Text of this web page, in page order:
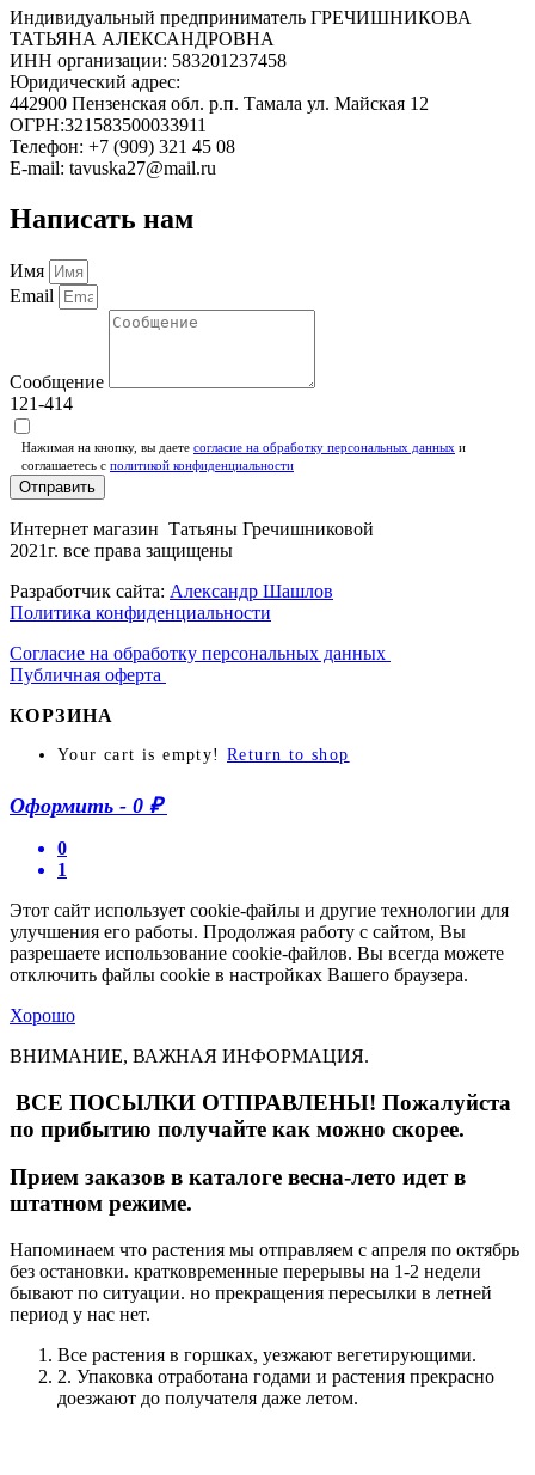
Индивидуальный предприниматель ГРЕЧИШНИКОВА
ТАТЬЯНА АЛЕКСАНДРОВНА
ИНН организации: 583201237458
Юридический адрес:
442900 Пензенская обл. р.п. Тамала ул. Майская 12
ОГРН:321583500033911
Телефон: +7 (909) 321 45 08
E-mail: tavuska27@mail.ru
Написать нам
Имя
Email
Сообщение
121-414
Нажимая на кнопку, вы даете согласие на обработку персональных данных и
соглашаетесь c политикой конфиденциальности
Отправить
Интернет магазин Татьяны Гречишниковой
2021г. все права защищены
Разработчик сайта: Александр Шашлов
Политика конфиденциальности
Согласие на обработку персональных данных
Публичная оферта
КОРЗИНА
Your cart is empty! Return to shop
Оформить - 0 ₽
0
1
Этот сайт использует cookie-файлы и другие технологии для
улучшения его работы. Продолжая работу с сайтом, Вы
разрешаете использование cookie-файлов. Вы всегда можете
отключить файлы cookie в настройках Вашего браузера.
Хорошо
ВНИМАНИЕ, ВАЖНАЯ ИНФОРМАЦИЯ.
ВСЕ ПОСЫЛКИ ОТПРАВЛЕНЫ! Пожалуйста
по прибытию получайте как можно скорее.
Прием заказов в каталоге весна-лето идет в
штатном режиме.
Напоминаем что растения мы отправляем с апреля по октябрь
без остановки. кратковременные перерывы на 1-2 недели
бывают по ситуации. но прекращения пересылки в летней
период у нас нет.
Все растения в горшках, уезжают вегетирующими.
2. Упаковка отработана годами и растения прекрасно
доезжают до получателя даже летом.